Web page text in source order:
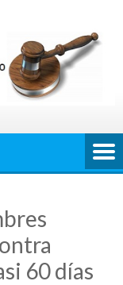
60 días